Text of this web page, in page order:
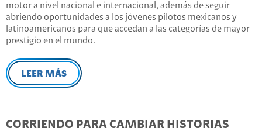
motor a nivel nacional e internacional, además de seguir
abriendo oportunidades a los jóvenes pilotos mexicanos y
latinoamericanos para que accedan a las categorías de mayor
prestigio en el mundo.
LEER MÁS
CORRIENDO PARA CAMBIAR HISTORIAS